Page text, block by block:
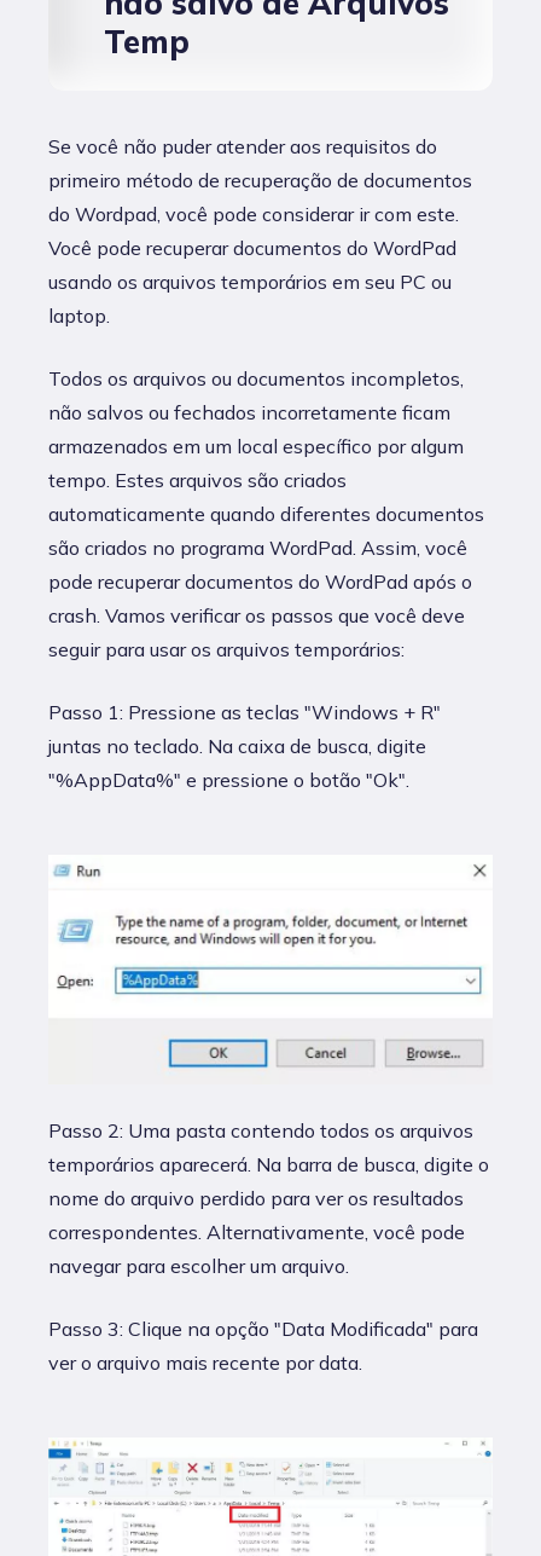
Temp
Se você não puder atender aos requisitos do
primeiro método de recuperação de documentos
do Wordpad, você pode considerar ir com este.
Você pode recuperar documentos do WordPad
usando os arquivos temporários em seu PC ou
laptop.
Todos os arquivos ou documentos incompletos,
não salvos ou fechados incorretamente ficam
armazenados em um local específico por algum
tempo. Estes arquivos são criados
automaticamente quando diferentes documentos
são criados no programa WordPad. Assim, você
pode recuperar documentos do WordPad após o
crash. Vamos verificar os passos que você deve
seguir para usar os arquivos temporários:
Passo 1: Pressione as teclas "Windows + R"
juntas no teclado. Na caixa de busca, digite
"%AppData%" e pressione o botão "Ok".
Passo 2: Uma pasta contendo todos os arquivos
temporários aparecerá. Na barra de busca, digite o
nome do arquivo perdido para ver os resultados
correspondentes. Alternativamente, você pode
navegar para escolher um arquivo.
Passo 3: Clique na opção "Data Modificada" para
ver o arquivo mais recente por data.